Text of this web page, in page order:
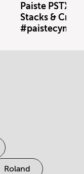
Paiste PSTX
Stacks &
Roland